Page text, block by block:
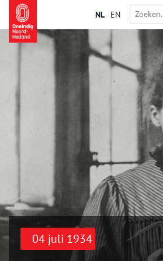
NL EN
04 juli 1934